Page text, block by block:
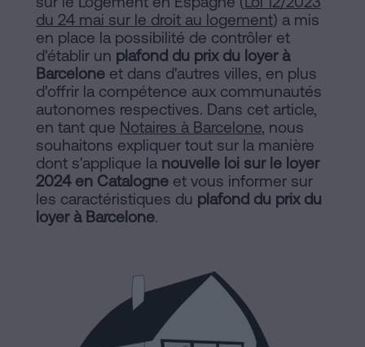
Contacter
Avis
légal
Politique
Barcelone
Notaire
en
ligne
Commercial
et
sociétés
Traiter
une
Peut-
du 24 mai sur le droit au logement) a mis
en place la possibilité de contrôler et
d'établir un plafond du prix du loyer à
Barcelone et dans d'autres villes, en plus
d'offrir la compétence aux communautés
autonomes respectives. Dans cet article,
en tant que Notaires à Barcelone, nous
souhaitons expliquer tout sur la manière
dont s'applique la nouvelle loi sur le loyer
2024 en Catalogne et vous informer sur
les caractéristiques du plafond du prix du
loyer à Barcelone.